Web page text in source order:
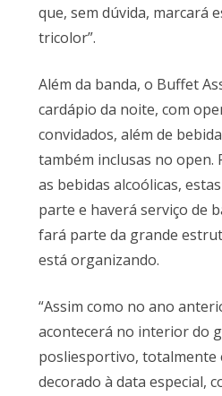
que, sem dúvida, marcará
tricolor”.
Além da banda, o Buffet
cardápio da noite, com
convidados, além de
também inclusas no open.
as bebidas alcoólicas,
parte e haverá serviço de
fará parte da grande
está organizando.
“Assim como no ano
acontecerá no interior do
posliesportivo, totalmente
decorado à data especial,